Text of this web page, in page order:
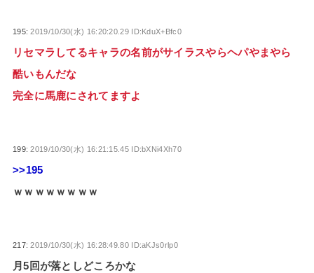
195:2019/10/30(水) 16:20:20.29 ID:KduX+Bfc0
リセマラしてるキャラの名前がサイラスやらヘパやまやら
酷いもんだな
完全に馬鹿にされてますよ
199:2019/10/30(水) 16:21:15.45 ID:bXNi4Xh70
>>195
ｗｗｗｗｗｗｗｗ
217:2019/10/30(水) 16:28:49.80 ID:aKJs0rlp0
月5回が落としどころかな